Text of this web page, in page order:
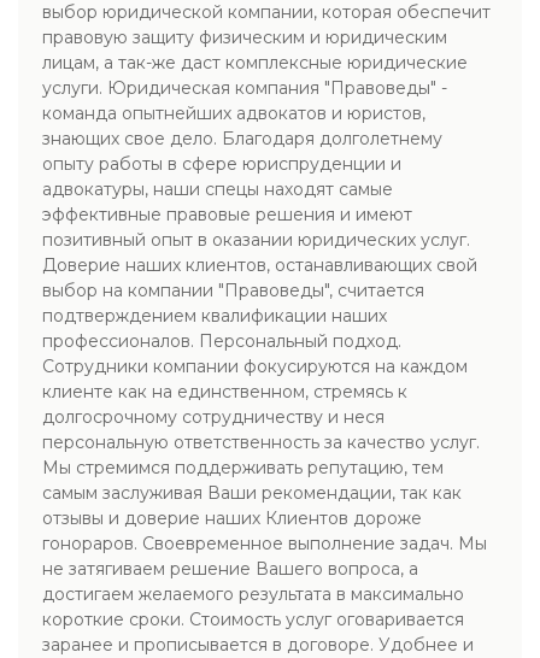
выбор юридической компании, которая обеспечит
правовую защиту физическим и юридическим
лицам, а так-же даст комплексные юридические
услуги. Юридическая компания "Правоведы" -
команда опытнейших адвокатов и юристов,
знающих свое дело. Благодаря долголетнему
опыту работы в сфере юриспруденции и
адвокатуры, наши спецы находят самые
эффективные правовые решения и имеют
позитивный опыт в оказании юридических услуг.
Доверие наших клиентов, останавливающих свой
выбор на компании "Правоведы", считается
подтверждением квалификации наших
профессионалов. Персональный подход.
Сотрудники компании фокусируются на каждом
клиенте как на единственном, стремясь к
долгосрочному сотрудничеству и неся
персональную ответственность за качество услуг.
Мы стремимся поддерживать репутацию, тем
самым заслуживая Ваши рекомендации, так как
отзывы и доверие наших Клиентов дороже
гонораров. Своевременное выполнение задач. Мы
не затягиваем решение Вашего вопроса, а
достигаем желаемого результата в максимально
короткие сроки. Стоимость услуг оговаривается
заранее и прописывается в договоре. Удобнее и